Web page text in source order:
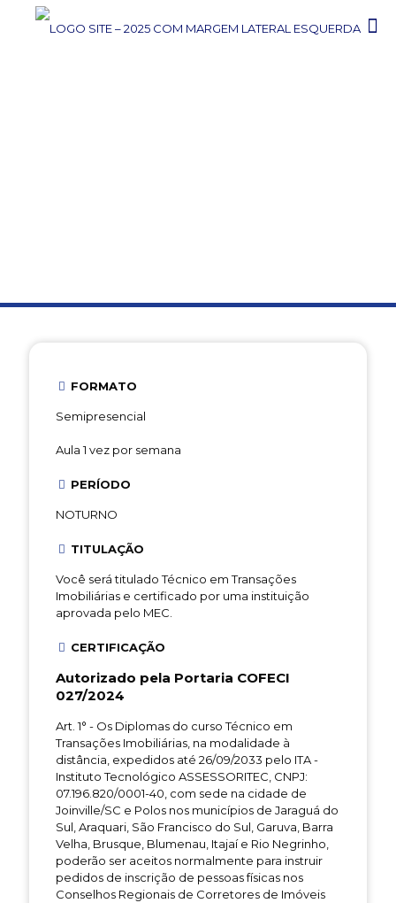
FORMATO
Semipresencial
Aula 1 vez por semana
PERÍODO
NOTURNO
TITULAÇÃO
Você será titulado Técnico em Transações
Imobiliárias e certificado por uma instituição
aprovada pelo MEC.
CERTIFICAÇÃO
Autorizado pela Portaria COFECI
027/2024
Art. 1° - Os Diplomas do curso Técnico em
Transações Imobiliárias, na modalidade à
distância, expedidos até 26/09/2033 pelo ITA -
Instituto Tecnológico ASSESSORITEC, CNPJ:
07.196.820/0001-40, com sede na cidade de
Joinville/SC e Polos nos municípios de Jaraguá do
Sul, Araquari, São Francisco do Sul, Garuva, Barra
Velha, Brusque, Blumenau, Itajaí e Rio Negrinho,
poderão ser aceitos normalmente para instruir
pedidos de inscrição de pessoas físicas nos
Conselhos Regionais de Corretores de Imóveis